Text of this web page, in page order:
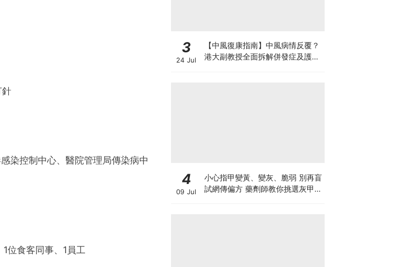
染控制中心、醫院管理局傳染病中
位食客同事、1員工
3
24 Jul
【中風復康指南】中風病情反覆？
港大副教授全面拆解併發症及護理
4
09 Jul
小心指甲變黃、變灰、脆弱 別再盲
試網傳偏方 藥劑師教你挑選灰甲產